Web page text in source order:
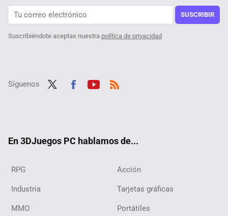
Todavía hay esperanza si lo nuevo de Capcom fue demasiado para tu PC. El estudio nipón trabaja en rebajar los requisitos de Monster Hunter Wilds
SUSCRIBIR
Suscribiéndote aceptas nuestra política de privacidad
Síguenos
En 3DJuegos PC hablamos de...
RPG Acción
Industria Tarjetas gráficas
MMO Portátiles